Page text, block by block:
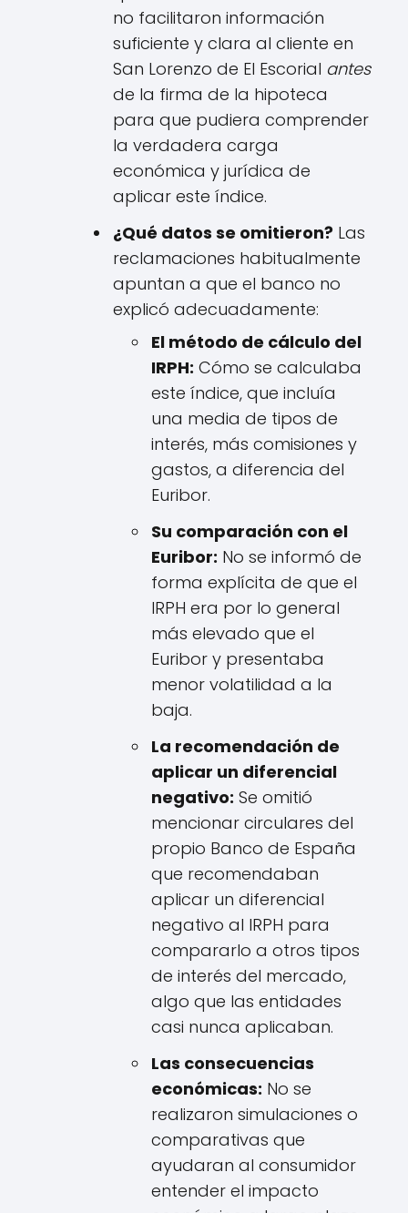
no facilitaron información
suficiente y clara al cliente en
San Lorenzo de El Escorial antes
de la firma de la hipoteca
para que pudiera comprender
la verdadera carga
económica y jurídica de
aplicar este índice.
¿Qué datos se omitieron? Las
reclamaciones habitualmente
apuntan a que el banco no
explicó adecuadamente:
El método de cálculo del
IRPH: Cómo se calculaba
este índice, que incluía
una media de tipos de
interés, más comisiones y
gastos, a diferencia del
Euribor.
Su comparación con el
Euribor: No se informó de
forma explícita de que el
IRPH era por lo general
más elevado que el
Euribor y presentaba
menor volatilidad a la
baja.
La recomendación de
aplicar un diferencial
negativo: Se omitió
mencionar circulares del
propio Banco de España
que recomendaban
aplicar un diferencial
negativo al IRPH para
compararlo a otros tipos
de interés del mercado,
algo que las entidades
casi nunca aplicaban.
Las consecuencias
económicas: No se
realizaron simulaciones o
comparativas que
ayudaran al consumidor
entender el impacto